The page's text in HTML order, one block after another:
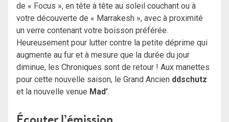
de « Focus », en tête à tête au soleil couchant ou à
votre découverte de « Marrakesh », avec à proximité
un verre contenant votre boisson préférée.
Heureusement pour lutter contre la petite déprime qui
augmente au fur et à mesure que la durée du jour
diminue, les Chroniques sont de retour ! Aux manettes
pour cette nouvelle saison, le Grand Ancien ddschutz
et la nouvelle venue Mad’.